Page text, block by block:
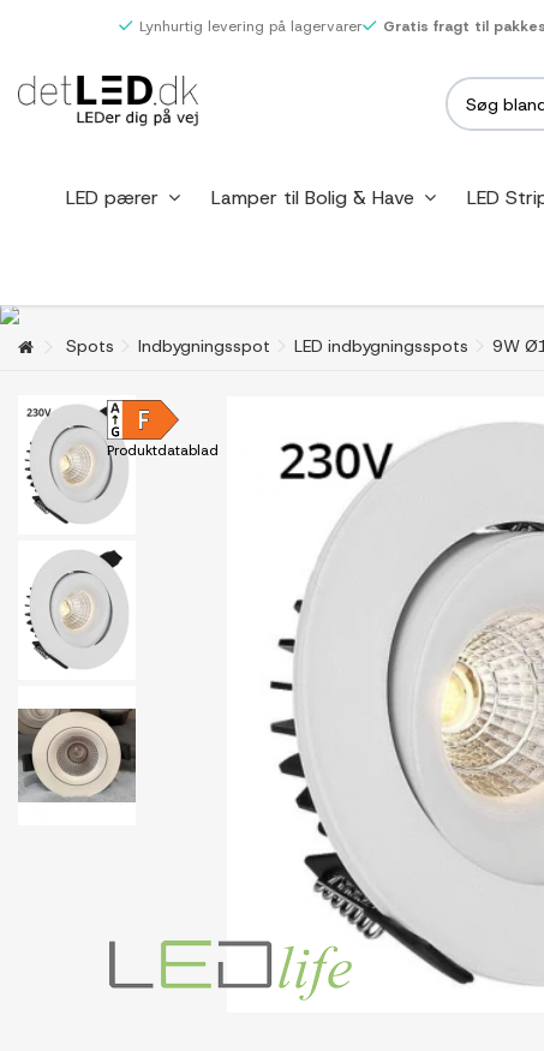
Lynhurtig levering på lagervarer Gratis fragt til
LED pærer Lamper til Bolig & Have LED
Spots Indbygningsspot LED indbygningsspots 9W
Produktdatablad